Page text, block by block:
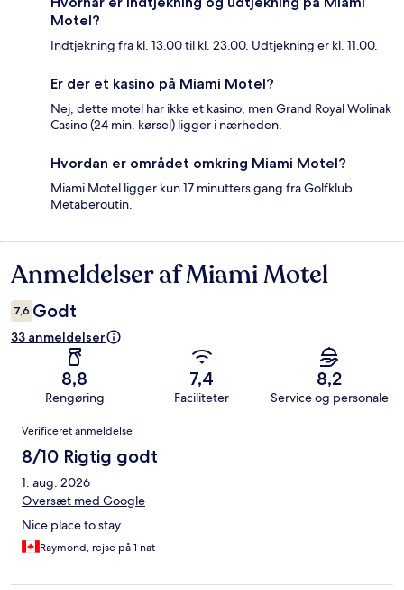
Motel?
Indtjekning fra kl. 13.00 til kl. 23.00. Udtjekning er kl. 11.00.
Er der et kasino på Miami Motel?
Nej, dette motel har ikke et kasino, men Grand Royal Wolinak
Casino (24 min. kørsel) ligger i nærheden.
Hvordan er området omkring Miami Motel?
Miami Motel ligger kun 17 minutters gang fra Golfklub
Metaberoutin.
Anmeldelser
Anmeldelser af Miami Motel
7,6 Godt
33 anmeldelser
8,8
Rengøring
7,4
Faciliteter
8,2
Service og personale
Anmeldelser
Verificeret anmeldelse
8/10 Rigtig godt
1. aug. 2026
Oversæt med Google
Nice place to stay
Raymond, rejse på 1 nat